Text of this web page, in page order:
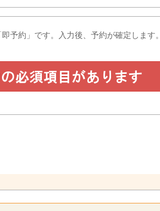
予約」です。 入力後、予約が確定します。